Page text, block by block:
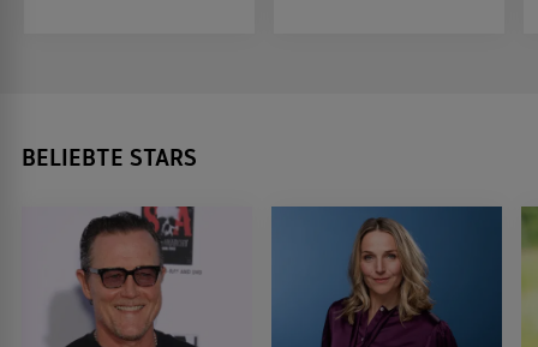
BELIEBTE STARS